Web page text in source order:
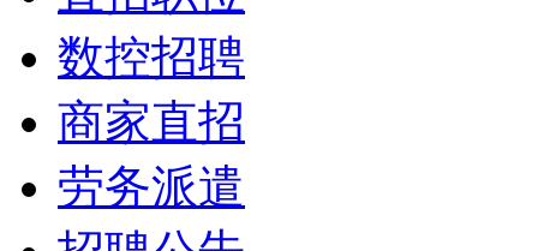
数控招聘
商家直招
劳务派遣